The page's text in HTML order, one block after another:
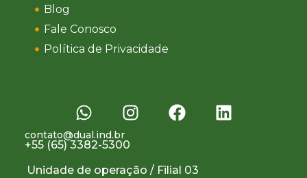
Blog
Fale Conosco
Política de Privacidade
contato@dual.ind.br
+55 (65) 3382-5300
Unidade de operação / Filial 03